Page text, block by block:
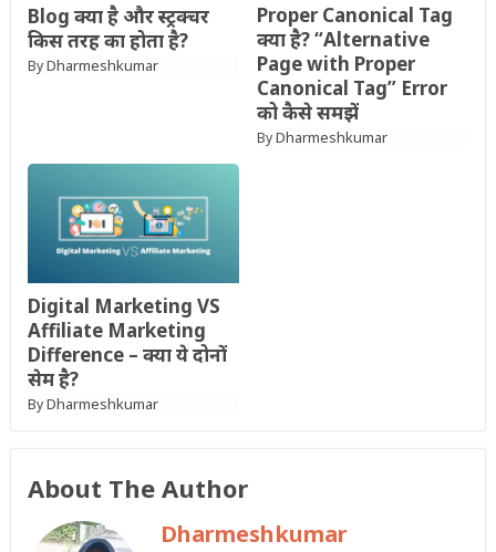
Blog क्या है और स्ट्रक्चर
किस तरह का होता है?
ByDharmeshkumar
Proper Canonical Tag
क्या है? “Alternative
Page with Proper
Canonical Tag” Error
को कैसे समझें
ByDharmeshkumar
Digital Marketing VS
Affiliate Marketing
Difference – क्या ये दोनों
सेम है?
ByDharmeshkumar
About The Author
Dharmeshkumar